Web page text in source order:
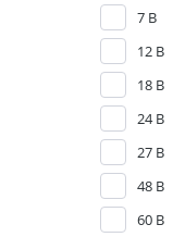
7 В
12 В
18 В
24 В
27 В
48 В
60 В